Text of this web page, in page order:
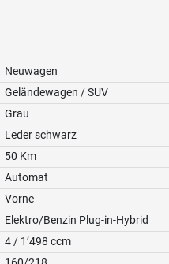
Neuwagen
Geländewagen / SUV
Grau
Leder schwarz
50 Km
Automat
Vorne
Elektro/Benzin Plug-in-Hybrid
4 / 1’498 ccm